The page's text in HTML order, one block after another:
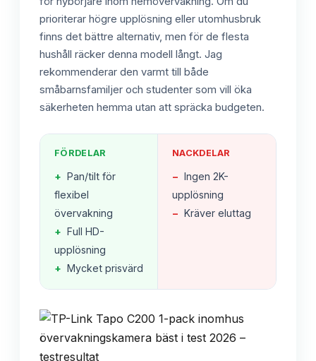
prioriterar högre upplösning eller utomhusbruk
finns det bättre alternativ, men för de flesta
hushåll räcker denna modell långt. Jag
rekommenderar den varmt till både
småbarnsfamiljer och studenter som vill öka
säkerheten hemma utan att spräcka budgeten.
FÖRDELAR
+ Pan/tilt för
flexibel
övervakning
+ Full HD-
upplösning
+ Mycket prisvärd
NACKDELAR
− Ingen 2K-
upplösning
− Kräver eluttag